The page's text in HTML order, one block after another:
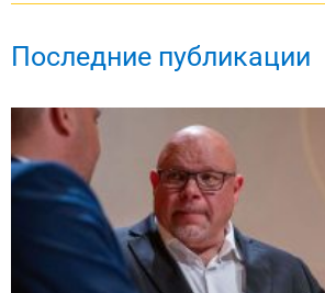
Последние публикации